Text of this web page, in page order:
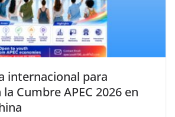
internacional para
Cumbre APEC 2026 en